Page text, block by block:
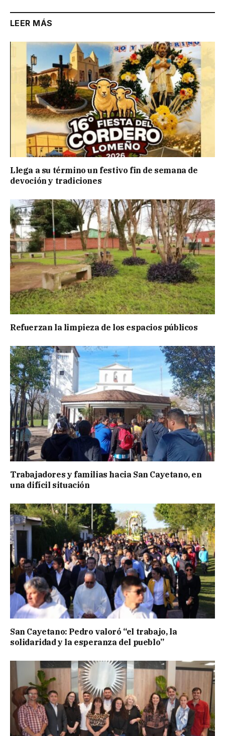
LEER MÁS
Llega a su término un festivo fin de semana de
devoción y tradiciones
Refuerzan la limpieza de los espacios públicos
Trabajadores y familias hacia San Cayetano, en
una difícil situación
San Cayetano: Pedro valoró “el trabajo, la
solidaridad y la esperanza del pueblo”